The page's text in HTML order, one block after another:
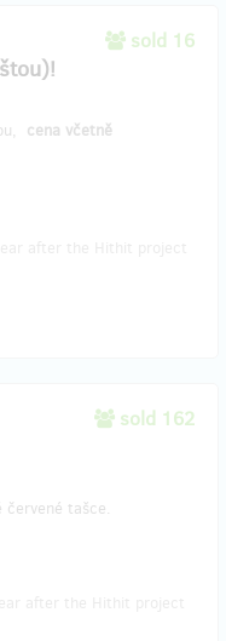
sold 16
cena včetně
sold 162
červené tašce.